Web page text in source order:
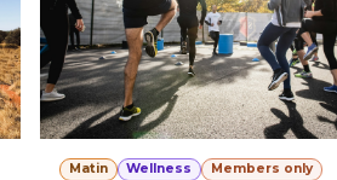
Matin Wellness Members only